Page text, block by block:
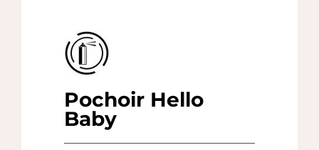
Pochoir Hello
Baby